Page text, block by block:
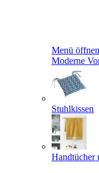
Menü öffnen
Moderne
Stuhlkissen
Handtücher